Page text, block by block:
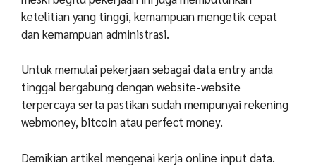
ketelitian yang tinggi, kemampuan mengetik cepat
dan kemampuan administrasi.
Untuk memulai pekerjaan sebagai data entry anda
tinggal bergabung dengan website-website
terpercaya serta pastikan sudah mempunyai rekening
webmoney, bitcoin atau perfect money.
Demikian artikel mengenai kerja online input data.